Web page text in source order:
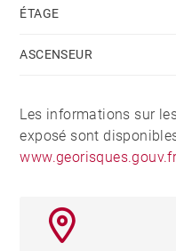
ÉTAGE
ASCENSEUR
Les informations sur
exposé sont